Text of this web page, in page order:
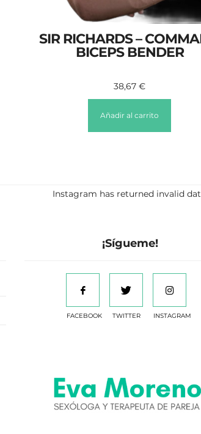
SIR RICHARDS –
BICEPS BENDER
38,67€
Añadir al carrito
Instagram has returned invalid
¡Sígueme!
FACEBOOK TWITTER INSTAGRAM